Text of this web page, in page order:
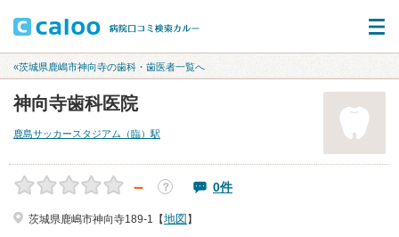
«茨城県鹿嶋市神向寺の歯科・歯医者一覧へ
神向寺歯科医院
鹿島サッカースタジアム（臨）駅
－ ？ 0件
茨城県鹿嶋市神向寺189-1【地図 】